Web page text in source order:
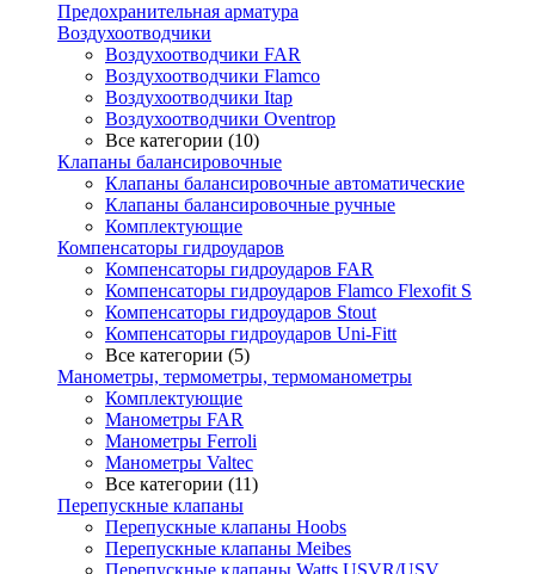
Предохранительная арматура
Воздухоотводчики
Воздухоотводчики FAR
Воздухоотводчики Flamco
Воздухоотводчики Itap
Воздухоотводчики Oventrop
Все категории (10)
Клапаны балансировочные
Клапаны балансировочные автоматические
Клапаны балансировочные ручные
Комплектующие
Компенсаторы гидроударов
Компенсаторы гидроударов FAR
Компенсаторы гидроударов Flamco Flexofit S
Компенсаторы гидроударов Stout
Компенсаторы гидроударов Uni-Fitt
Все категории (5)
Манометры, термометры, термоманометры
Комплектующие
Манометры FAR
Манометры Ferroli
Манометры Valtec
Все категории (11)
Перепускные клапаны
Перепускные клапаны Hoobs
Перепускные клапаны Meibes
Перепускные клапаны Watts USVR/USV